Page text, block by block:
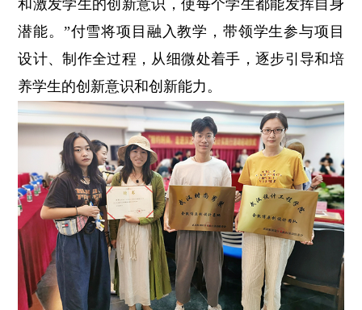
和激发学生的创新意识，使每个学生都能发挥自身
潜能。”付雪将项目融入教学，带领学生参与项目
设计、制作全过程，从细微处着手，逐步引导和培
养学生的创新意识和创新能力。